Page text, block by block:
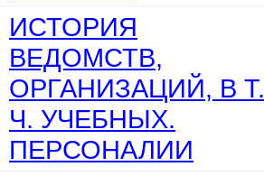
ИСТОРИЯ
ВЕДОМСТВ,
ОРГАНИЗАЦИЙ, В Т.
Ч. УЧЕБНЫХ.
ПЕРСОНАЛИИ